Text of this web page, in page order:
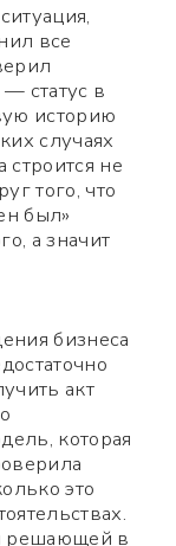
все
статус в
историю
случаях
строится не
того, что
был»
а значит
бизнеса
акт
которая
это
решающей в